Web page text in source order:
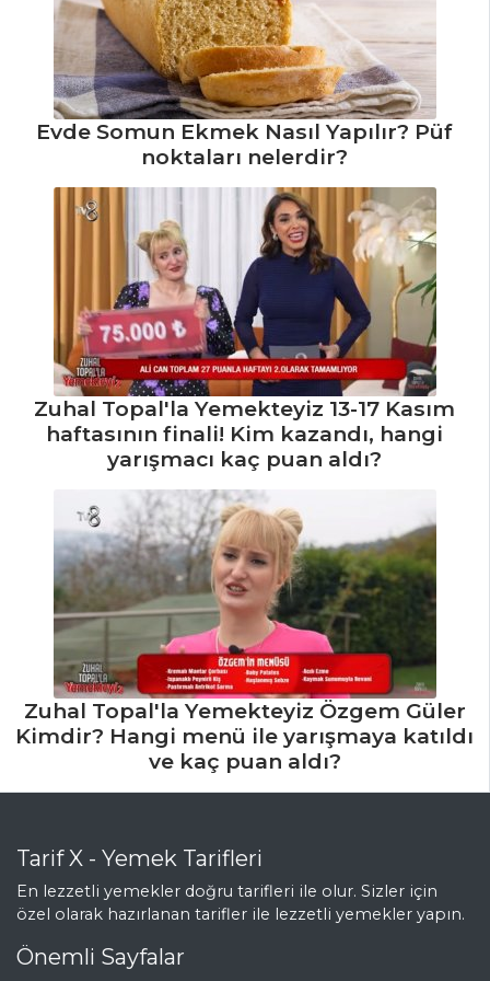
Evde Somun Ekmek Nasıl Yapılır? Püf
noktaları nelerdir?
Zuhal Topal'la Yemekteyiz 13-17 Kasım
haftasının finali! Kim kazandı, hangi
yarışmacı kaç puan aldı?
Zuhal Topal'la Yemekteyiz Özgem Güler
Kimdir? Hangi menü ile yarışmaya katıldı
ve kaç puan aldı?
Tarif X - Yemek Tarifleri
En lezzetli yemekler doğru tarifleri ile olur. Sizler için
özel olarak hazırlanan tarifler ile lezzetli yemekler yapın.
Önemli Sayfalar